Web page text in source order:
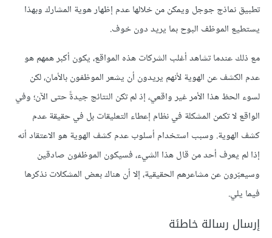
تطبيق نماذج جوجل ويمكن من خلالها عدم إظهار هوية المشارك وبهذا
يستطيع الموظف البوح بما يريد دون خوف.
مع ذلك عندما تشاهد أغلب الشركات هذه المواقع، يكون أكبر همهم هو
عدم الكشف عن الهوية لأنهم يريدون أن يشعر الموظفون بالأمان، لكن
لسوء الحظ هذا الأمر غير واقعي، إذ لم تكن النتائج جيدةً حتى الآن؛ وفي
الواقع لا تكمن المشكلة في نظام إعطاء التعليقات بل في حقيقة عدم
كشف الهوية. وسبب استخدام أسلوب عدم كشف الهوية هو الاعتقاد أنه
إذا لم يعرف أحد من قال هذا الشيء، فسيكون الموظفون صادقين
وسيعبّرون عن مشاعرهم الحقيقية، إلا أن هناك بعض المشكلات نذكرها
فيما يلي.
إرسال رسالة خاطئة